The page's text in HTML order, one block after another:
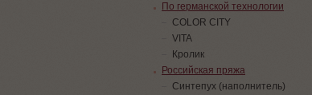
По германской технологии
COLOR CITY
VITA
Кролик
Российская пряжа
Синтепух (наполнитель)